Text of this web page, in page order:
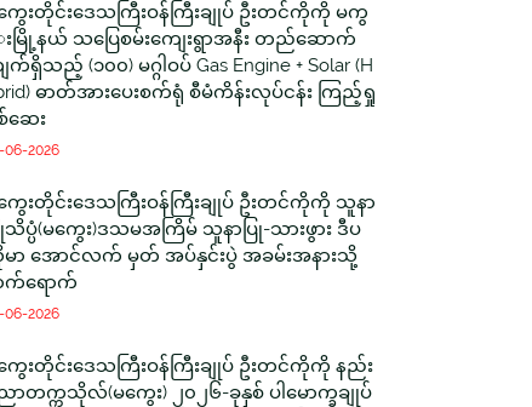
ေးတိုင်းဒေသကြီးဝန်ကြီးချုပ် ဦးတင်ကိုကို မကွ
မြို့နယ် သပြေစမ်းကျေးရွာအနီး တည်ဆောက်
က်ရှိသည့် (၁၀၀) မဂ္ဂါဝပ် Gas Engine + Solar (H
ဓာတ်အားပေးစက်ရုံ စီမံကိန်းလုပ်ငန်း ကြည့်ရှု
ဆေး
06-2026
ေးတိုင်းဒေသကြီးဝန်ကြီးချုပ် ဦးတင်ကိုကို သူနာ
သိပ္ပံ(မကွေး)ဒသမအကြိမ် သူနာပြု-သားဖွား ဒီပ
ာ အောင်လက် မှတ် အပ်နှင်းပွဲ အခမ်းအနားသို့
ရောက်
06-2026
ေးတိုင်းဒေသကြီးဝန်ကြီးချုပ် ဦးတင်ကိုကို နည်း
ာတက္ကသိုလ်(မကွေး) ၂၀၂၆-ခုနှစ် ပါမောက္ခချုပ်